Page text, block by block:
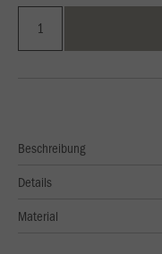
Beschreibung
Details
Material